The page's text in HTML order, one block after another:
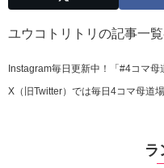
ユウコトリトリの記事一
Instagram毎日更新中！「#4コマ母
X（旧Twitter）では毎日4コマ母道
ラ